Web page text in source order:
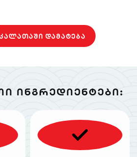
ᲓᲐᲛᲐᲢᲔᲑᲐ
ᲘᲜᲒᲠᲔᲓᲘᲔᲜᲢᲔᲑᲘ: